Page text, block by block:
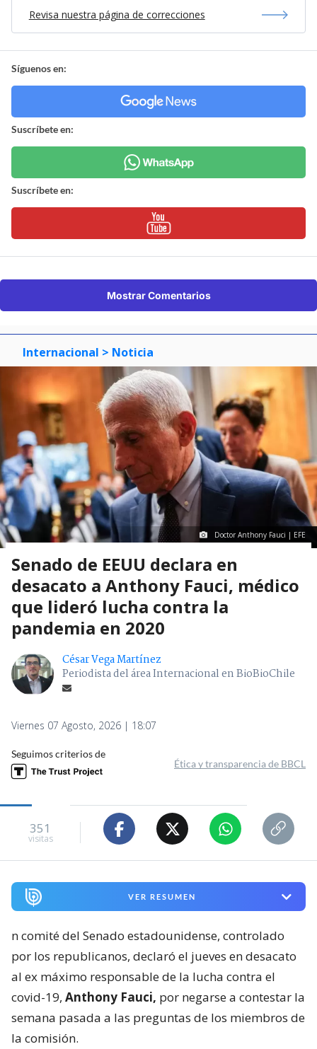
Revisa nuestra página de correcciones
Síguenos en:
Suscríbete en:
Suscríbete en:
Mostrar Comentarios
Internacional > Noticia
Doctor Anthony Fauci | EFE
Senado de EEUU declara en
desacato a Anthony Fauci, médico
que lideró lucha contra la
pandemia en 2020
César Vega Martínez
Periodista del área Internacional en BioBioChile
Viernes 07 Agosto, 2026 | 18:07
Seguimos criterios de
Ética y transparencia de BBCL
351
visitas
VER RESUMEN
n comité del Senado estadounidense, controlado
por los republicanos, declaró el jueves en desacato
al ex máximo responsable de la lucha contra el
covid-19, Anthony Fauci, por negarse a contestar la
semana pasada a las preguntas de los miembros de
la comisión.